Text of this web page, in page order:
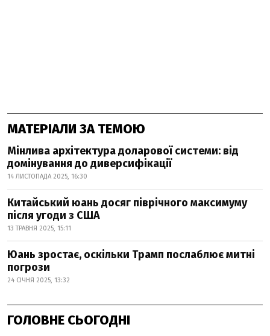
МАТЕРІАЛИ ЗА ТЕМОЮ
Мінлива архітектура доларової системи: від
домінування до диверсифікації
14 ЛИСТОПАДА 2025, 16:30
Китайський юань досяг піврічного максимуму
після угоди з США
13 ТРАВНЯ 2025, 15:11
Юань зростає, оскільки Трамп послаблює митні
погрози
24 СІЧНЯ 2025, 13:32
ГОЛОВНЕ СЬОГОДНІ